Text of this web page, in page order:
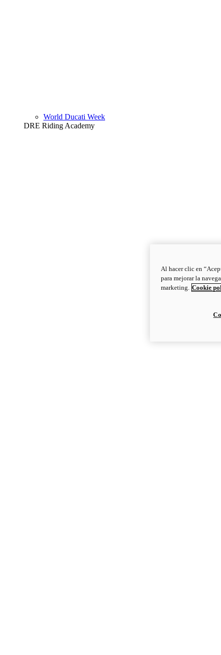
World Ducati Week
DRE Riding Academy
Al hacer clic en
para mejorar la
marketing. Cookie